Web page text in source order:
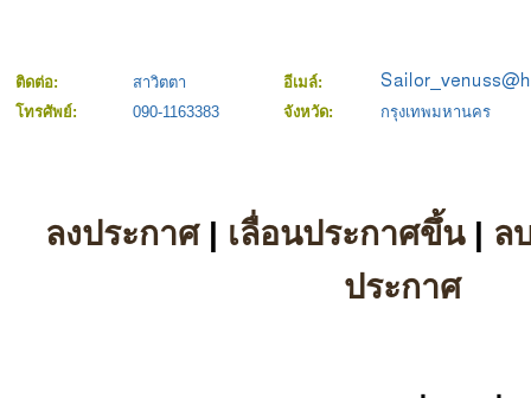
ติดต่อ: สาวิตตา
อีเมล์:
โทรศัพย์:
090-1163383 จังหวัด: กรุงเทพมหานคร
ลงประกาศ| เลื่อนประกาศขึ้น| ล
ประกาศ